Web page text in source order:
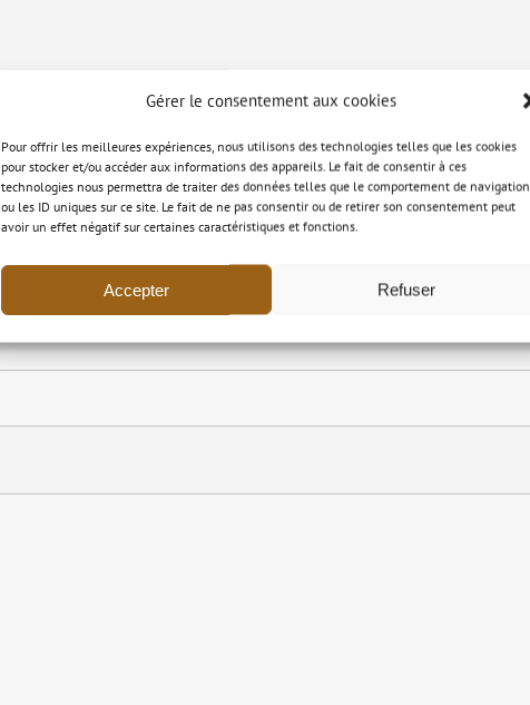
Gérer le consentement aux cookies
Pour offrir les meilleures expériences, nous utilisons des technologies telles que les cookies
pour stocker et/ou accéder aux informations des appareils. Le fait de consentir à ces
technologies nous permettra de traiter des données telles que le comportement de navigation
ou les ID uniques sur ce site. Le fait de ne pas consentir ou de retirer son consentement peut
avoir un effet négatif sur certaines caractéristiques et fonctions.
Accepter Refuser